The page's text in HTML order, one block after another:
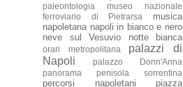
paleontologia
museo nazionale
ferroviario di Pietrarsa
musica
napoletana napoli in bianco e nero
neve sul Vesuvio
notte bianca
orari metropolitana
palazzi di
Napoli
palazzo Donn'Anna
panorama penisola sorrentina
percorsi napoletani
piazza